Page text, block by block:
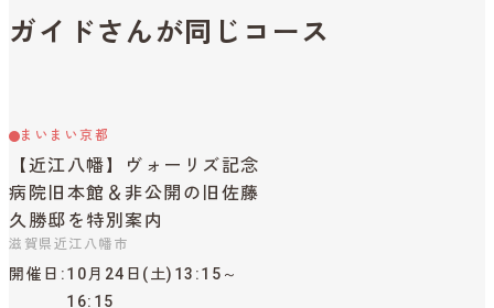
ガイドさんが同じコース
まいまい京都
【近江八幡】ヴォーリズ記念
病院旧本館＆非公開の旧佐藤
久勝邸を特別案内
滋賀県近江八幡市
開催日
10月24日(土)13:15～
16:15